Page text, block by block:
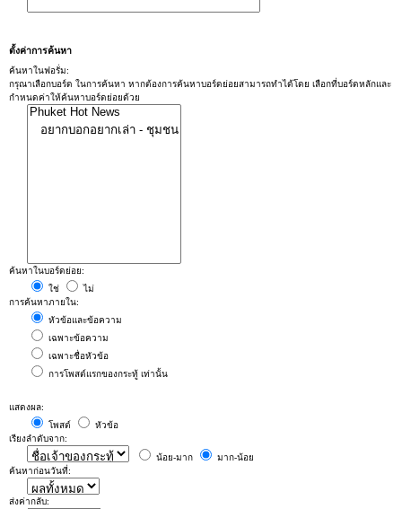
ตั้งค่าการค้นหา
ค้นหาในฟอรั่ม:
กรุณาเลือกบอร์ด ในการค้นหา หากต้องการค้นหาบอร์ดย่อยสามารถทำได้โดย เลือกที่บอร์ดหลักและ
กำหนดค่าให้ค้นหาบอร์ดย่อยด้วย
ค้นหาในบอร์ดย่อย:
ใช่
ไม่
การค้นหาภายใน:
หัวข้อและข้อความ
เฉพาะข้อความ
เฉพาะชื่อหัวข้อ
การโพสต์แรกของกระทู้ เท่านั้น
แสดงผล:
โพสต์
หัวข้อ
เรียงลำดับจาก:
น้อย-มาก
มาก-น้อย
ค้นหาก่อนวันที่:
ส่งค่ากลับ: